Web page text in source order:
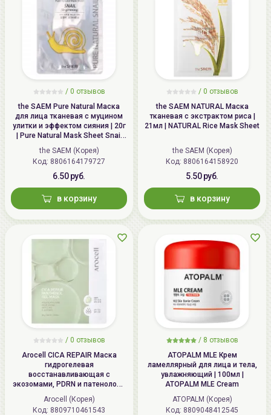
/ 0 отзывов
the SAEM Pure Natural Маска
для лица тканевая с муцином
улитки и эффектом сияния | 20г
| Pure Natural Mask Sheet Snail
Brightening
the SAEM (Корея)
Код: 8806164179727
6.50 руб.
в корзину
/ 0 отзывов
the SAEM NATURAL Маска
тканевая с экстрактом риса |
21мл | NATURAL Rice Mask Sheet
the SAEM (Корея)
Код: 8806164158920
5.50 руб.
в корзину
/ 0 отзывов
Arocell CICA REPAIR Маска
гидрогелевая
восстанавливающая с
экозомами, PDRN и патенолом |
25г | CICA REPAIR Panthenol Gel
Mask
Arocell (Корея)
Код: 8809710461543
/ 8 отзывов
ATOPALM MLE Крем
ламеллярный для лица и тела,
увлажняющий | 100мл |
ATOPALM MLE Cream
ATOPALM (Корея)
Код: 8809048412545